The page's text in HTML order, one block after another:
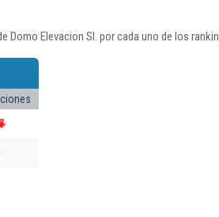
Elevacion Sl. por cada uno de los